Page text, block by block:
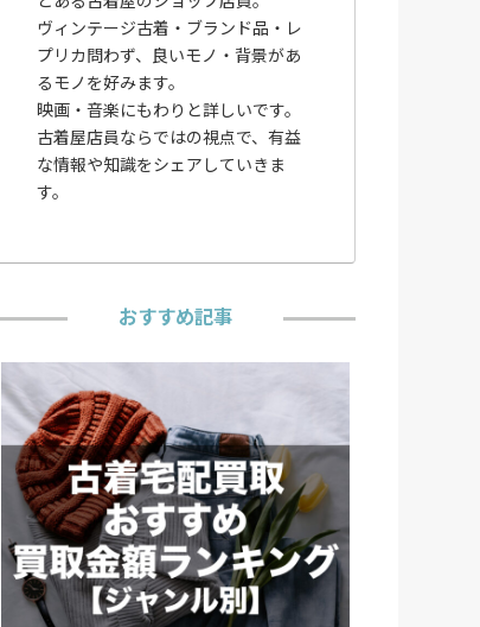
ヴィンテージ古着・ブランド品・レ
プリカ問わず、良いモノ・背景があ
るモノを好みます。
映画・音楽にもわりと詳しいです。
古着屋店員ならではの視点で、有益
な情報や知識をシェアしていきま
す。
おすすめ記事